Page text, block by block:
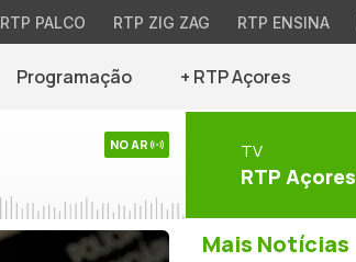
RTP PALCO RTP ZIG ZAG RTP ENSINA
Programação + RTP Açores
NO AR TV
RTP Açores
Mais Notícias